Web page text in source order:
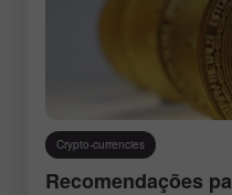
EURUSD
USDCHF
Crypto-currencies
Recomendações